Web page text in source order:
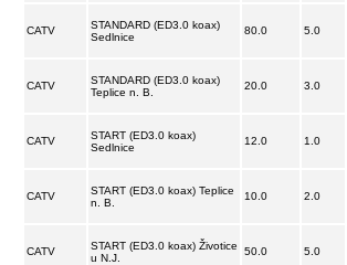
CATV
STANDARD (ED3.0 koax)
Sedlnice
80.0 5.0
CATV
STANDARD (ED3.0 koax)
Teplice n. B.
20.0 3.0
CATV
START (ED3.0 koax)
Sedlnice
12.0 1.0
CATV
START (ED3.0 koax) Teplice
n. B.
10.0 2.0
CATV
START (ED3.0 koax) Životice
u N.J.
50.0 5.0